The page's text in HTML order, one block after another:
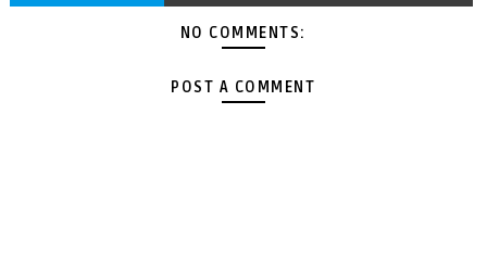
NO COMMENTS:
POST A COMMENT